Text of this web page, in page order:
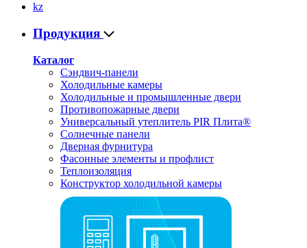
kz
Продукция
Каталог
Сэндвич-панели
Холодильные камеры
Холодильные и промышленные двери
Противопожарные двери
Универсальный утеплитель PIR Плита®
Солнечные панели
Дверная фурнитура
Фасонные элементы и профлист
Теплоизоляция
Конструктор холодильной камеры